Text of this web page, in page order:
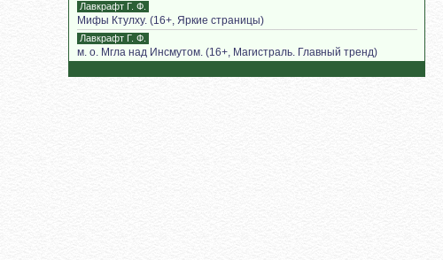
Лавкрафт Г. Ф.
Мифы Ктулху. (16+, Яркие страницы)
Лавкрафт Г. Ф.
м. о. Мгла над Инсмутом. (16+, Магистраль. Главный тренд)